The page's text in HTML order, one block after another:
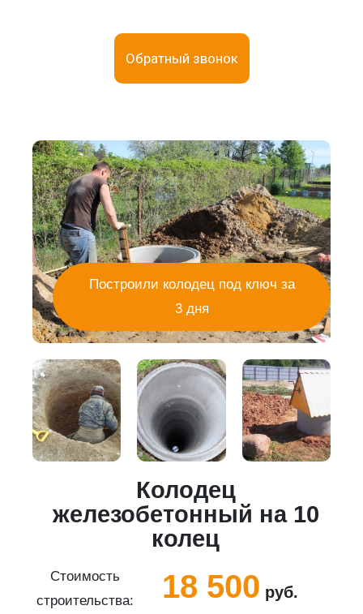
Обратный звонок
Построили колодец под ключ за
3 дня
Колодец
железобетонный на 10
колец
Стоимость
строительства:
18 500 руб.